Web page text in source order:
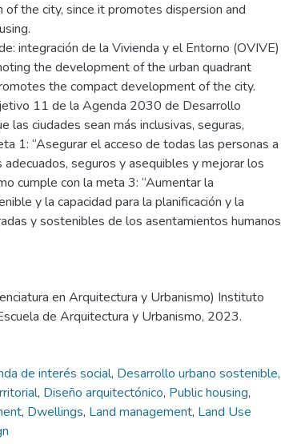
the city, since it promotes dispersion and
integración de la Vivienda y el Entorno (OVIVE)
the development of the urban quadrant
the compact development of the city.
11 de la Agenda 2030 de Desarrollo
las ciudades sean más inclusivas, seguras,
1: “Asegurar el acceso de todas las personas a
seguros y asequibles y mejorar los
cumple con la meta 3: “Aumentar la
y la capacidad para la planificación y la
y sostenibles de los asentamientos humanos
en Arquitectura y Urbanismo) Instituto
de Arquitectura y Urbanismo, 2023.
de interés social, Desarrollo urbano sostenible,
, Diseño arquitectónico, Public housing,
, Dwellings, Land management, Land Use